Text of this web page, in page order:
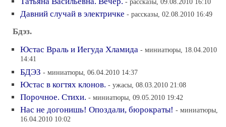
Давний случай в электричке - рассказы, 02.08.2010 16:49
Бдэз.
Юстас Враль и Иегуда Хламида - миниатюры, 18.04.2010
14:41
БДЭЗ - миниатюры, 06.04.2010 14:37
Юстас в когтях клонов. - ужасы, 08.03.2010 21:08
Порочное. Стихи. - миниатюры, 09.05.2010 19:42
Нас не догонишь! Опоздали, бюрократы! - миниатюры,
16.04.2010 10:02